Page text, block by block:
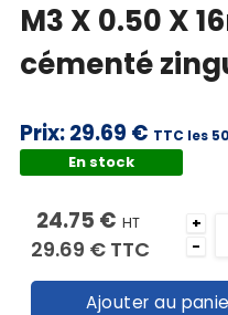
M3 X 0.50 X
cémenté
Prix:29.69 € TTC les
En stock
24.75 € HT
29.69 € TTC
+
-
Ajouter au